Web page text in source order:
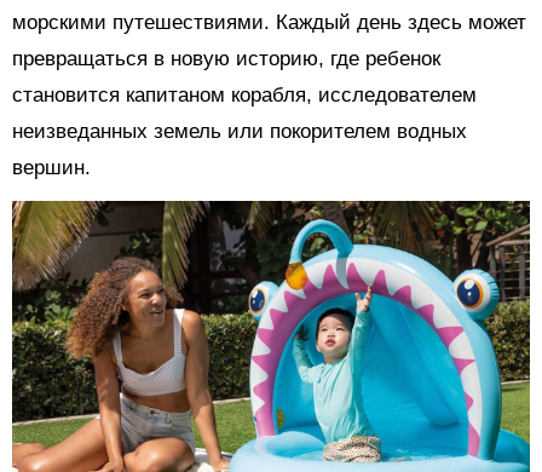
морскими путешествиями. Каждый день здесь может
превращаться в новую историю, где ребенок
становится капитаном корабля, исследователем
неизведанных земель или покорителем водных
вершин.